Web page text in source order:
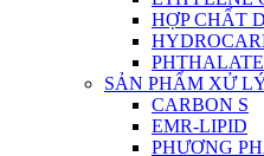
HỢP CHẤT
PHTHALATE
SẢN PHẨM XỬ
CARBON S
EMR-LIPID
PHƯƠNG